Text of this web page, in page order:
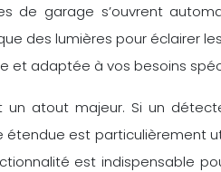
garage s’ouvrent
des lumières pour éclairer
et adaptée à vos besoins
un atout majeur. Si un
est particulièrement
est indispensable